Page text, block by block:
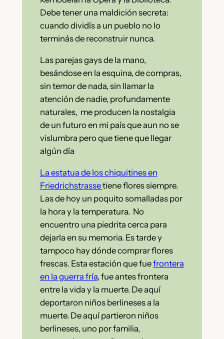
Debe tener una maldición secreta:
cuando dividís a un pueblo no lo
terminás de reconstruir nunca.
Las parejas gays de la mano,
besándose en la esquina, de compras,
sin temor de nada, sin llamar la
atención de nadie, profundamente
naturales, me producen la nostalgia
de un futuro en mi país que aun no se
vislumbra pero que tiene que llegar
algún día
La estatua de los chiquitines en
Friedrichstrassetiene flores siempre.
Las de hoy un poquito somalladas por
la hora y la temperatura. No
encuentro una piedrita cerca para
dejarla en su memoria. Es tarde y
tampoco hay dónde comprar flores
frescas. Esta estación que fuefrontera
en la guerra fría, fue antes frontera
entre la vida y la muerte. De aquí
deportaron niños berlineses a la
muerte. De aquí partieron niños
berlineses, uno por familia,